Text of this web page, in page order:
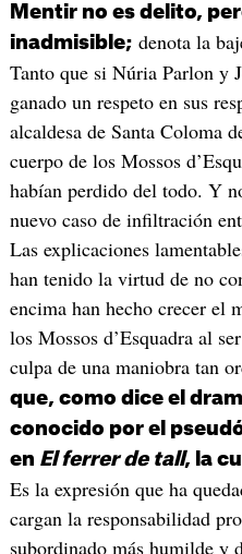
Mentir no es delito,
inadmisible;denota la
Tanto que si Núria Parlon y
ganado un respeto en sus
alcaldesa de Santa Coloma
cuerpo de los Mossos
habían perdido del todo. Y
nuevo caso de infiltración
Las explicaciones
han tenido la virtud de no
encima han hecho crecer el
los Mossos d’Esquadra al
culpa de una maniobra tan
que, como dice el
conocido por el
en El ferrer de tall, la
Es la expresión que ha
cargan la responsabilidad
subordinado más humilde y